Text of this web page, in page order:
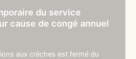
du service
cause de congé annuel
aux crèches est fermé du